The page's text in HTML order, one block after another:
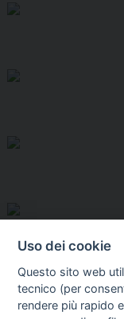
Uso dei cookie
Questo sito web
tecnico (per
rendere più rapido